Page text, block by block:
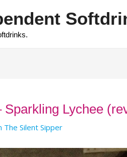
Sparkling Lychee
The Silent Sipper